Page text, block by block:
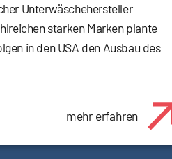
Unterwäschehersteller
starken Marken plante
in den USA den Ausbau des
mehr erfahren